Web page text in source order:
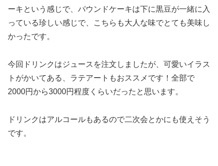
ーキという感じで、パウンドケーキは下に黒豆が一緒に入
っている珍しい感じで、こちらも大人な味でとても美味し
かったです。
今回ドリンクはジュースを注文しましたが、可愛いイラス
トがかいてある、ラテアートもおススメです！全部で
2000円から3000円程度くらいだったと思います。
ドリンクはアルコールもあるので二次会とかにも使えそう
です。